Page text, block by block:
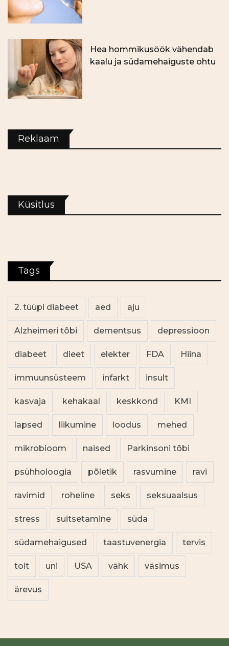
Hea hommikusöök vähendab
kaalu ja südamehaiguste ohtu
Reklaam
Küsitlus
Tags
2. tüüpi diabeet aed aju
Alzheimeri tõbi dementsus depressioon
diabeet dieet elekter FDA Hiina
immuunsüsteem infarkt insult
kasvaja kehakaal keskkond KMI
lapsed liikumine loodus mehed
mikrobioom naised Parkinsoni tõbi
psühholoogia põletik rasvumine ravi
ravimid roheline seks seksuaalsus
stress suitsetamine süda
südamehaigused taastuvenergia tervis
toit uni USA vähk väsimus
ärevus